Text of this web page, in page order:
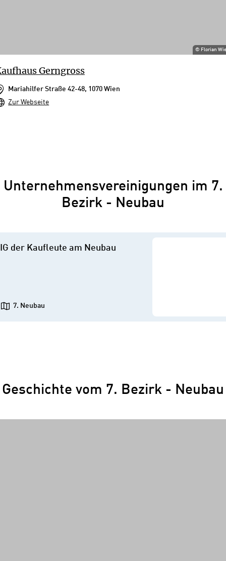
© Florian
Gerngross
Mariahilfer Straße 42-48, 1070 Wien
Zur Webseite
Unternehmensvereinigungen im 7.
Bezirk - Neubau
IG der Kaufleute am Neubau
7. Neubau
Geschichte vom 7. Bezirk - Neubau